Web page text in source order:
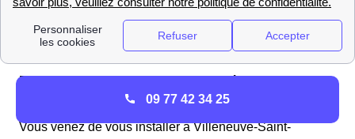
avant la pose du compteur à Villeneuve-Saint-Germain
Pour en savoir plus sur vos possibilités, vous pouvez
appeler le gestionnaire de réseau : 09 72 67 50 2.
Renseignements et infos pratiques à propos de la
mairie de Villeneuve-Saint-Germain
Vous venez de vous installer à Villeneuve-Saint-
09 77 42 34 25